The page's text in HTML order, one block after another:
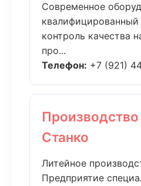
Современное
квалифицированный
контроль качества
про...
Телефон: +7 (921)
Станко
Литейное
Предприятие